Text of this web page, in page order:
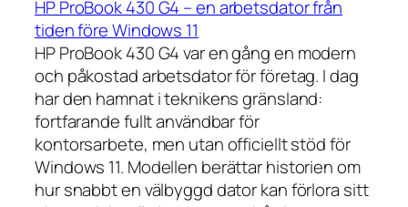
HP ProBook 430 G4 – en arbetsdator från
tiden före Windows 11
HP ProBook 430 G4 var en gång en modern
och påkostad arbetsdator för företag. I dag
har den hamnat i teknikens gränsland:
fortfarande fullt användbar för
kontorsarbete, men utan officiellt stöd för
Windows 11. Modellen berättar historien om
hur snabbt en välbyggd dator kan förlora sitt